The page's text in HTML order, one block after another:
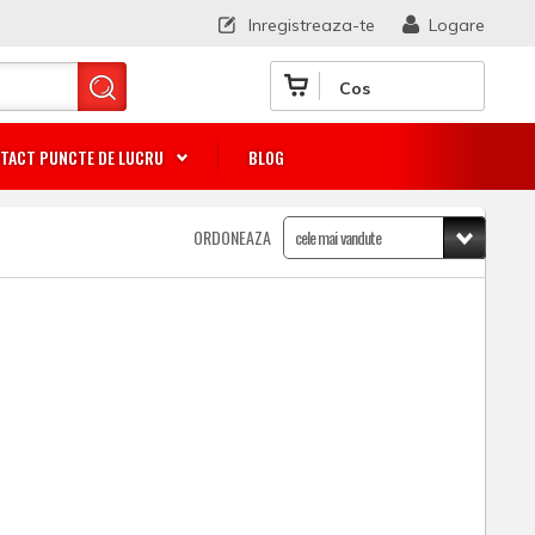
Cos
PUNCTE DE LUCRU BLOG
Logare
Inregistreaza-te
ORDONEAZA